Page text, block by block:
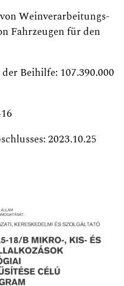
Weinverarbeitungs-
Fahrzeugen für den
Beihilfe: 107.390.000
2023.10.25